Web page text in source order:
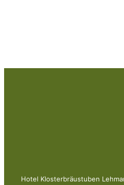
Hotel Klosterbräustuben